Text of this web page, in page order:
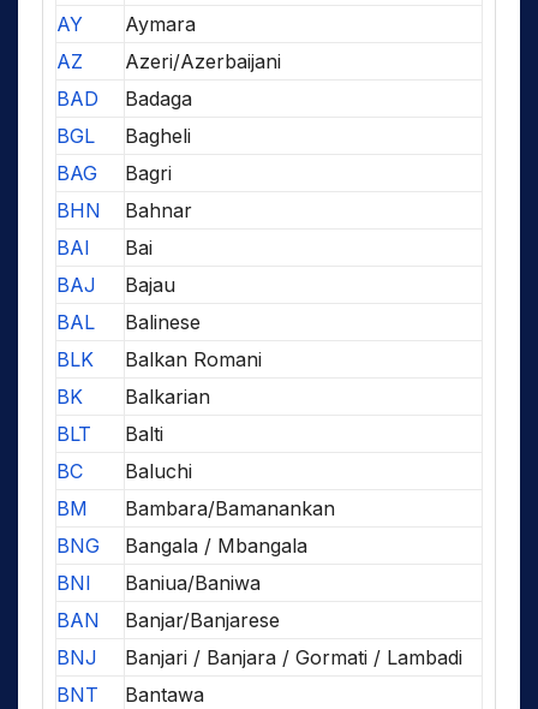
AY
Aymara
AZ
Azeri/Azerbaijani
BAD
Badaga
BGL
Bagheli
BAG
Bagri
BHN
Bahnar
BAI
Bai
BAJ
Bajau
BAL
Balinese
BLK
Balkan Romani
BK
Balkarian
BLT
Balti
BC
Baluchi
BM
Bambara/Bamanankan
BNG
Bangala / Mbangala
BNI
Baniua/Baniwa
BAN
Banjar/Banjarese
BNJ
Banjari / Banjara / Gormati / Lambadi
BNT
Bantawa